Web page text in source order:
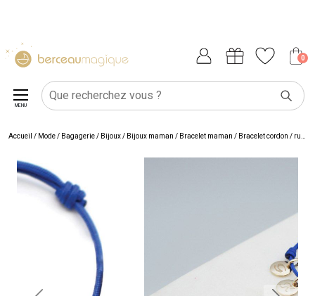
0
MENU
Accueil / Mode / Bagagerie/ Bijoux/ Bijoux maman / Bracelet maman / Bracelet cordon / ruban femme